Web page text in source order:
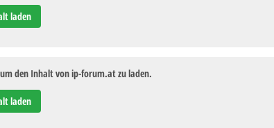
laden
den Inhalt von ip-forum.at zu laden.
laden